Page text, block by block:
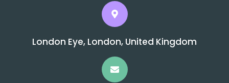
London Eye, London, United Kingdom